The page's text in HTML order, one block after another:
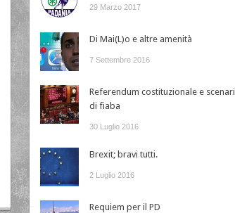
29 Marzo 2017
Di Mai(L)o e altre amenità
7 Settembre 2016
Referendum costituzionale e scenari
di fiaba
30 Luglio 2016
Brexit; bravi tutti.
2 Luglio 2016
Requiem per il PD